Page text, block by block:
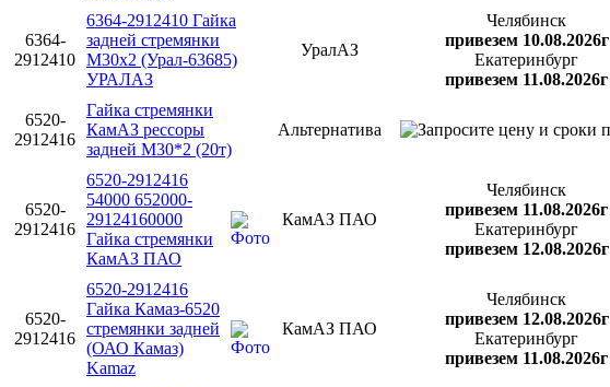
6364-
2912410
6364-2912410 Гайка
задней стремянки
М30х2 (Урал-63685)
УРАЛАЗ
УралАЗ
Челябинск
привезем 10.08.2026г
Екатеринбург
привезем 11.08.2026г
6520-
2912416
Гайка стремянки
КамАЗ рессоры
задней М30*2 (20т)
Альтернатива
6520-
2912416
6520-2912416
54000 652000-
29124160000
Гайка стремянки
КамАЗ ПАО
КамАЗ ПАО
Челябинск
привезем 11.08.2026г
Екатеринбург
привезем 12.08.2026г
6520-
2912416
6520-2912416
Гайка Камаз-6520
стремянки задней
(ОАО Камаз)
Kamaz
КамАЗ ПАО
Челябинск
привезем 12.08.2026г
Екатеринбург
привезем 11.08.2026г